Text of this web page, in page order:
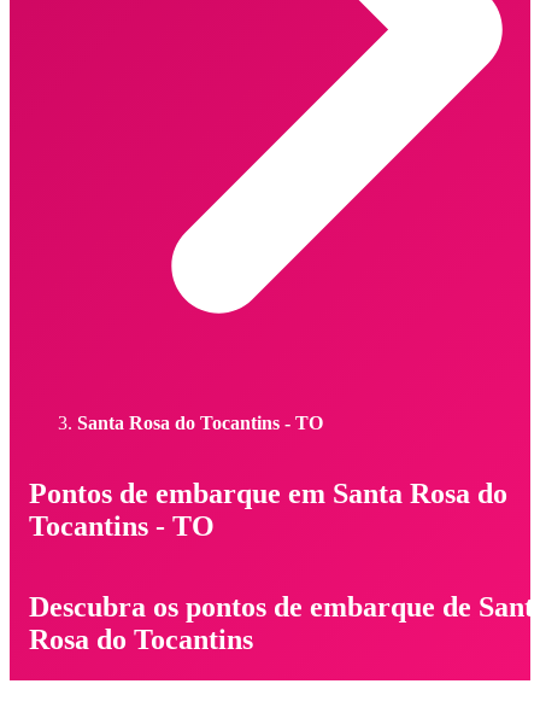
Santa Rosa do Tocantins - TO
Pontos de embarque em Santa Rosa do
Tocantins - TO
Descubra os pontos de embarque de
Rosa do Tocantins